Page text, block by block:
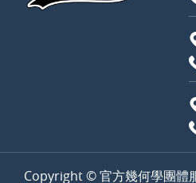
Copyright © 官方幾何學團體